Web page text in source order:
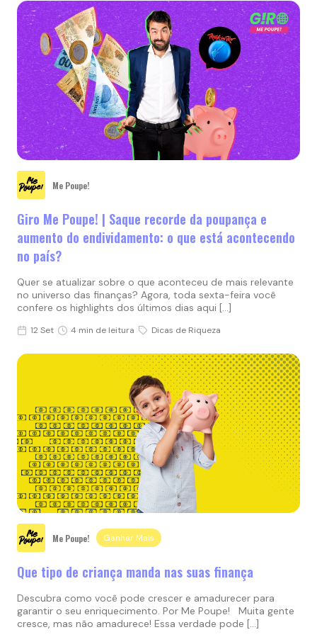
Me Poupe!
Giro Me Poupe! | Saque recorde da poupança e
aumento do endividamento: o que está acontecendo
no país?
Quer se atualizar sobre o que aconteceu de mais relevante
no universo das finanças? Agora, toda sexta-feira você
confere os highlights dos últimos dias aqui […]
12 Set 4 min de leitura Dicas de Riqueza
Me Poupe! Ganhar Mais
Que tipo de criança manda nas suas finança
Descubra como você pode crescer e amadurecer para
garantir o seu enriquecimento. Por Me Poupe! Muita gente
cresce, mas não amadurece! Essa verdade pode […]